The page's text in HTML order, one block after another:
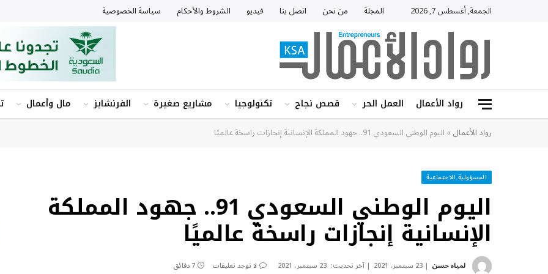
الجمعة, أغسطس 7, 2026 المجلة من نحن اتصل بنا فيديو الشروط والأحكام سياسة الخصوصية
رواد الأعمال العمل الحر قصص نجاح تكنولوجيا مشاريع صغيرة الفرنشايز مال وأعمال
رواد الأعمال»اليوم الوطني السعودي 91.. جهود المملكة الإنسانية إنجازات راسخة عالميًا
المسؤولية الاجتماعية
اليوم الوطني السعودي 91.. جهود المملكة
الإنسانية إنجازات راسخة عالميًا
لمياء حسن 23 سبتمبر، 2021 آخر تحديث: 23 سبتمبر، 2021 لا توجد تعليقات 7 دقائق